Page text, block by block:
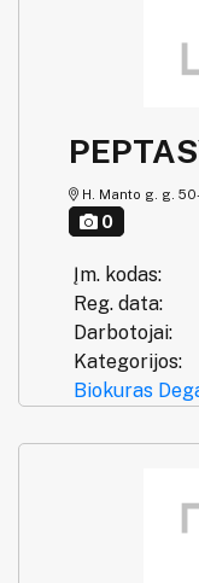
H. Manto g. g. 50-
0
Įm. kodas:
Reg. data:
Darbotojai:
Kategorijos:
Biokuras